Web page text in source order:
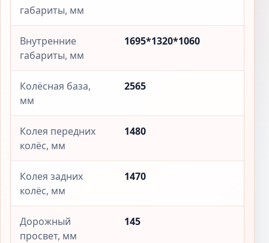
габариты, мм
Внутренние
габариты, мм
1695*1320*1060
Колёсная база,
мм
2565
Колея передних
колёс, мм
1480
Колея задних
колёс, мм
1470
Дорожный
просвет, мм
145